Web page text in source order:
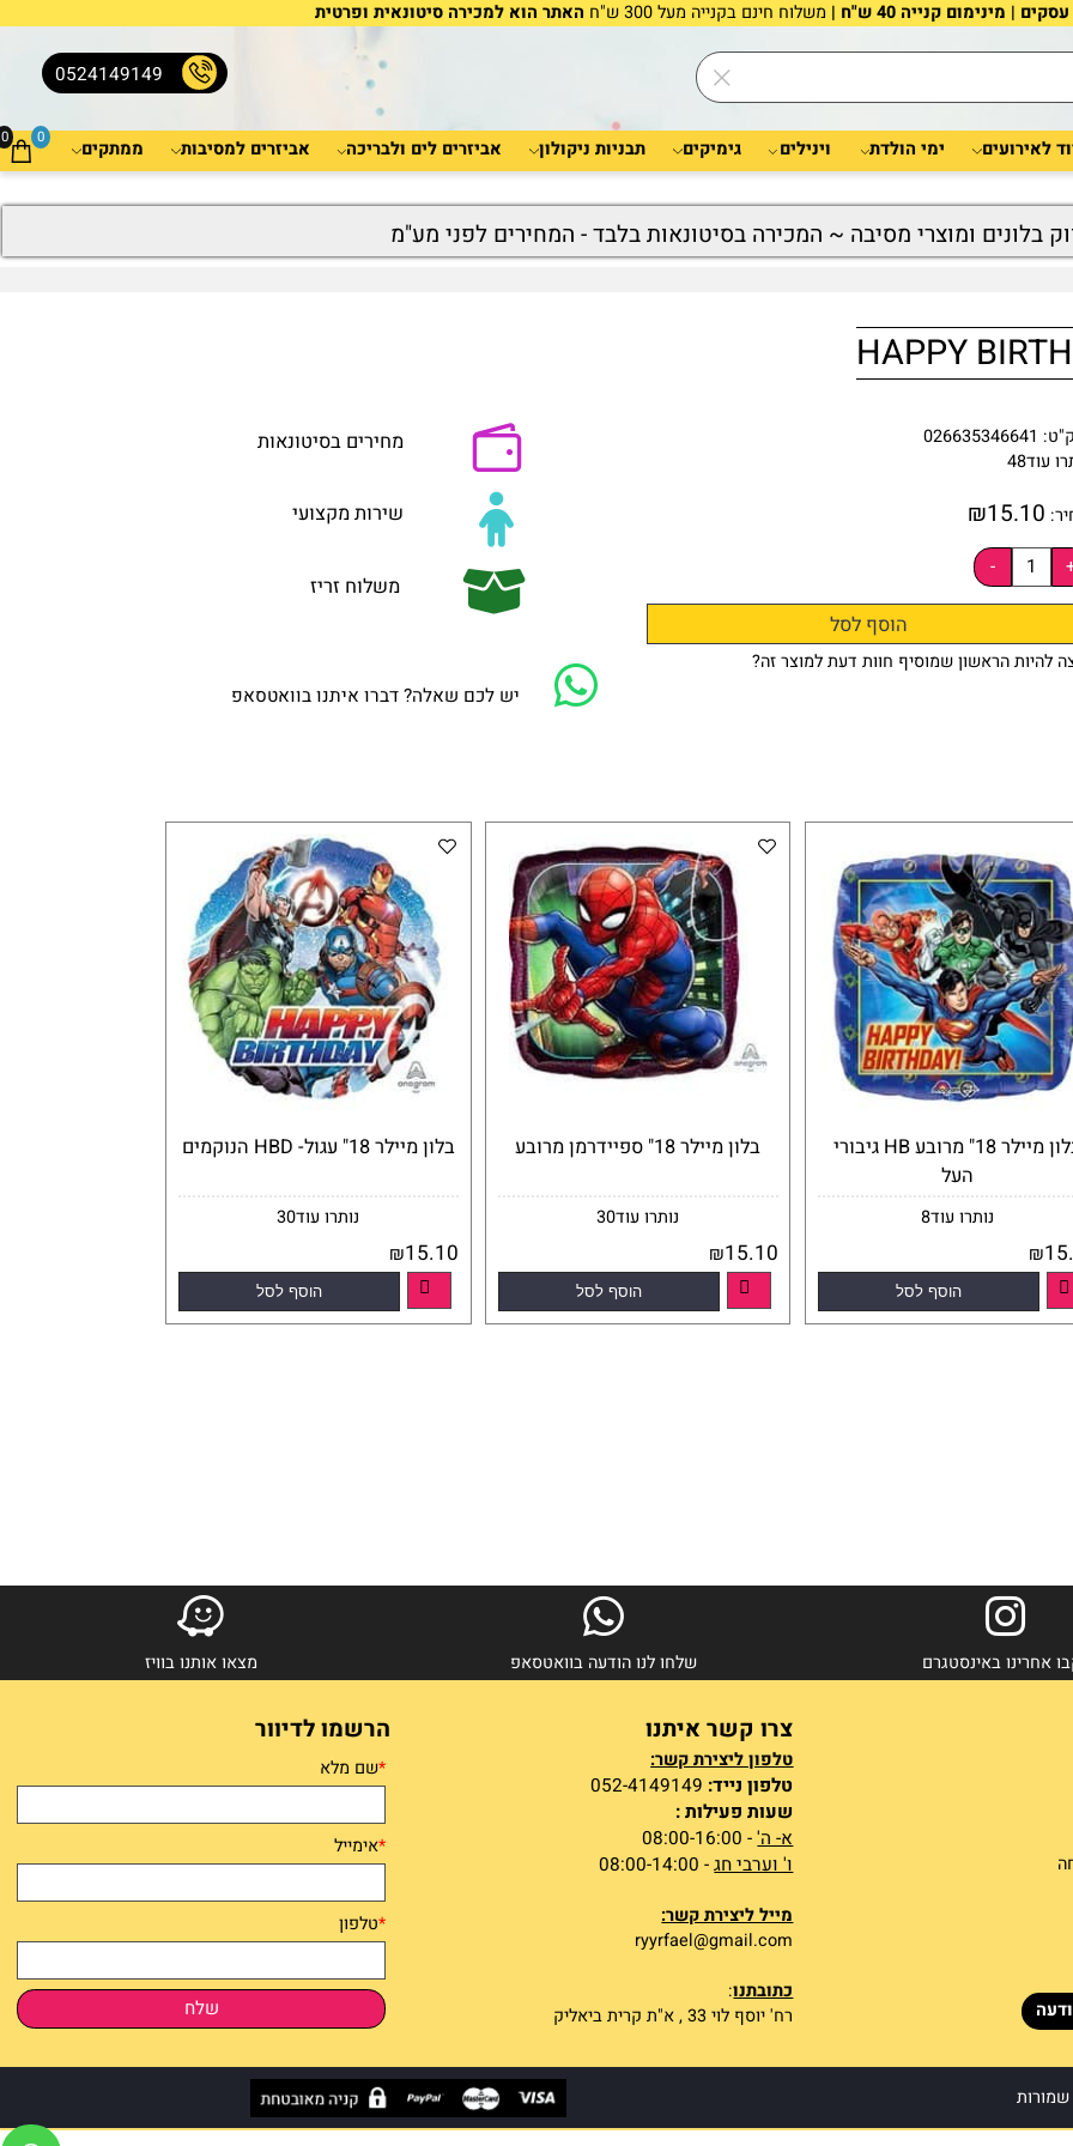
משלוח חינם בקנייה מעל 300 ש"ח האתר הוא למכירה סיטונאית ופרטית
0524149149
0 0 ימי הולדת וינילים גימיקים תבניות ניקולון אביזרים לים ולבריכה אביזרים למסיבות ממתקים
ומוצרי מסיבה ~ המכירה בסיטונאות בלבד - המחירים לפני מע"מ
הוסף לסל
שירות מקצועי
העל
נותרו עוד8 נותרו עוד30
₪15.10
נותרו עוד30
₪15.10
באינסטגרם שלחו לנו הודעה בוואטסאפ מצאו אותנו בוויז
צרו קשר איתנו
טלפון ליצירת קשר:
טלפון נייד:052-4149149
א- ה'- 08:00-16:00
ו' וערבי חג- 08:00-14:00
מייל ליצירת קשר:
ryyrfael@gmail.com
כתובתנו:
שם מלא
אימייל
טלפון